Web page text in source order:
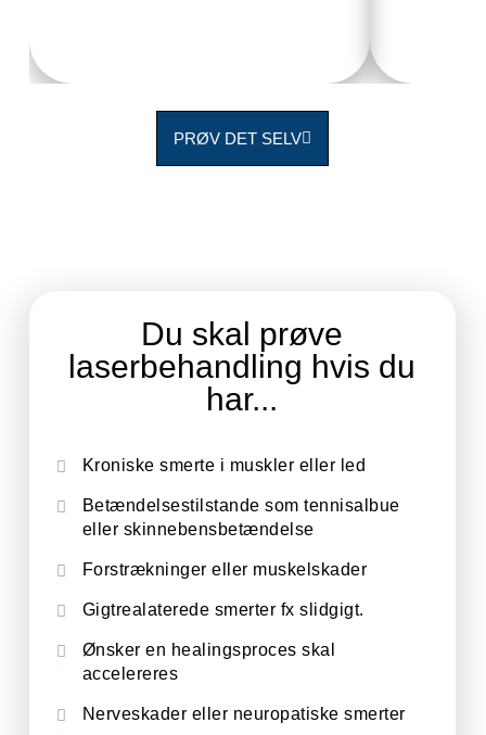
PRØV DET SELV
Du skal prøve
laserbehandling hvis du
har...
Kroniske smerte i muskler eller led
Betændelsestilstande som tennisalbue
eller skinnebensbetændelse
Forstrækninger eller muskelskader
Gigtrealaterede smerter fx slidgigt.
Ønsker en healingsproces skal
accelereres
Nerveskader eller neuropatiske smerter